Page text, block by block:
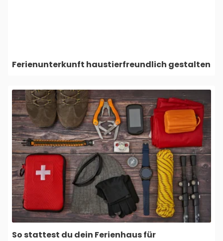
Ferienunterkunft haustierfreundlich gestalten
So stattest du dein Ferienhaus für